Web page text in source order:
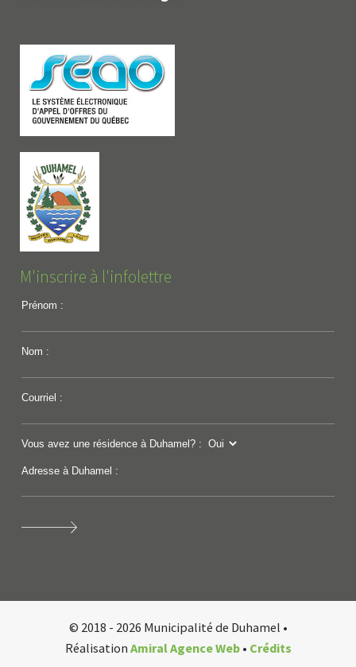
M'inscrire à l'infolettre
Prénom :
Nom :
Courriel :
Vous avez une résidence à Duhamel? :
Adresse à Duhamel :
© 2018 - 2026 Municipalité de Duhamel •
Réalisation Amiral Agence Web• Crédits